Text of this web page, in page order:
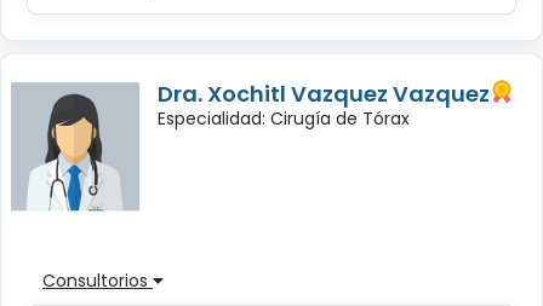
Dra. Xochitl Vazquez Vazquez
Especialidad: Cirugía de Tórax
Consultorios